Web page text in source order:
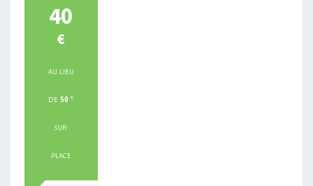
40
€
AU LIEU
DE50 €
SUR
PLACE